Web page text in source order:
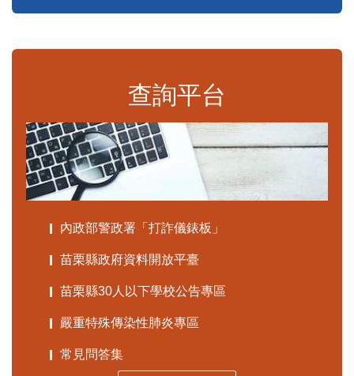
查詢平台
內政部警政署「打詐儀錶板」
苗栗縣政府資料開放平臺
苗栗縣30人以下學校公告專區
嚴重特殊傳染性肺炎專區
常見問答集